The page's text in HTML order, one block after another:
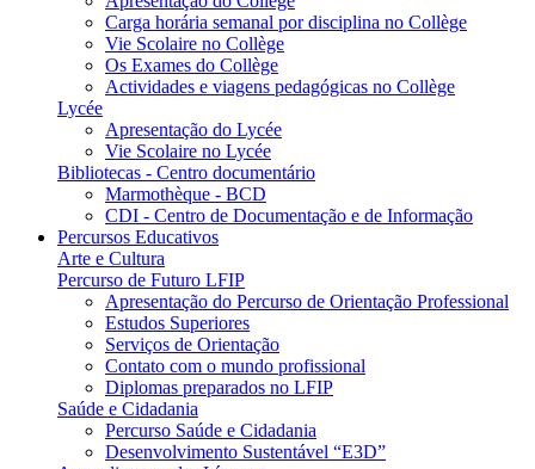
Carga horária semanal por disciplina no Collège
Vie Scolaire no Collège
Os Exames do Collège
Actividades e viagens pedagógicas no Collège
Lycée
Apresentação do Lycée
Vie Scolaire no Lycée
Bibliotecas - Centro documentário
Marmothèque - BCD
CDI - Centro de Documentação e de Informação
Percursos Educativos
Arte e Cultura
Percurso de Futuro LFIP
Apresentação do Percurso de Orientação Professional
Estudos Superiores
Serviços de Orientação
Contato com o mundo profissional
Diplomas preparados no LFIP
Saúde e Cidadania
Percurso Saúde e Cidadania
Desenvolvimento Sustentável “E3D”